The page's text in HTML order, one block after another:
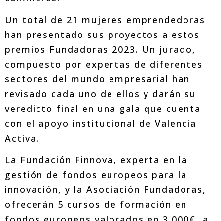
Un total de 21 mujeres emprendedoras
han presentado sus proyectos a estos
premios Fundadoras 2023. Un jurado,
compuesto por expertas de diferentes
sectores del mundo empresarial han
revisado cada uno de ellos y darán su
veredicto final en una gala que cuenta
con el apoyo institucional de Valencia
Activa.
La Fundación Finnova, experta en la
gestión de fondos europeos para la
innovación, y la Asociación Fundadoras,
ofrecerán 5 cursos de formación en